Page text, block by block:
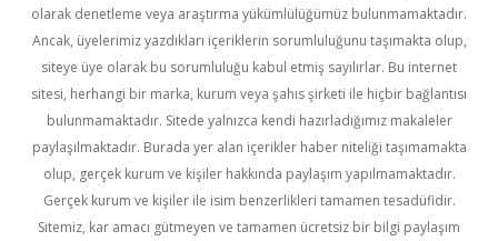
olarak denetleme veya araştırma yükümlülüğümüz bulunmamaktadır.
Ancak, üyelerimiz yazdıkları içeriklerin sorumluluğunu taşımakta olup,
siteye üye olarak bu sorumluluğu kabul etmiş sayılırlar. Bu internet
sitesi, herhangi bir marka, kurum veya şahıs şirketi ile hiçbir bağlantısı
bulunmamaktadır. Sitede yalnızca kendi hazırladığımız makaleler
paylaşılmaktadır. Burada yer alan içerikler haber niteliği taşımamakta
olup, gerçek kurum ve kişiler hakkında paylaşım yapılmamaktadır.
Gerçek kurum ve kişiler ile isim benzerlikleri tamamen tesadüfidir.
Sitemiz, kar amacı gütmeyen ve tamamen ücretsiz bir bilgi paylaşım